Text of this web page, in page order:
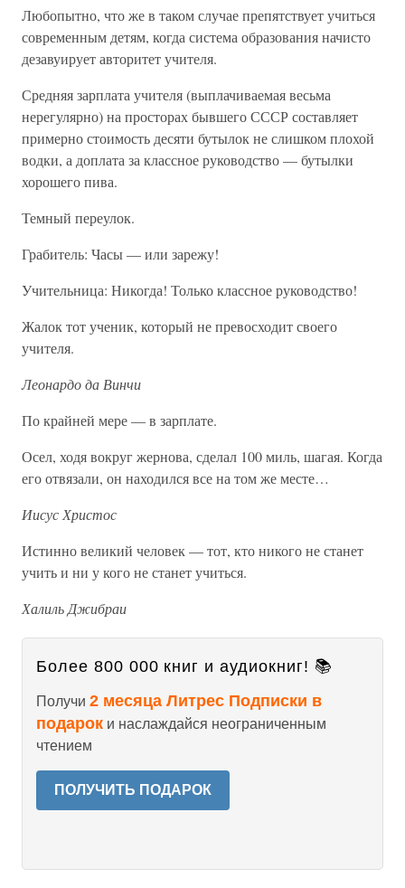
Любопытно, что же в таком случае препятствует учиться
современным детям, когда система образования начисто
дезавуирует авторитет учителя.
Средняя зарплата учителя (выплачиваемая весьма
нерегулярно) на просторах бывшего СССР составляет
примерно стоимость десяти бутылок не слишком плохой
водки, а доплата за классное руководство — бутылки
хорошего пива.
Темный переулок.
Грабитель: Часы — или зарежу!
Учительница: Никогда! Только классное руководство!
Жалок тот ученик, который не превосходит своего
учителя.
Леонардо да Винчи
По крайней мере — в зарплате.
Осел, ходя вокруг жернова, сделал 100 миль, шагая. Когда
его отвязали, он находился все на том же месте…
Иисус Христос
Истинно великий человек — тот, кто никого не станет
учить и ни у кого не станет учиться.
Халиль Джибраи
Более 800 000 книг и аудиокниг! 📚
Получи 2 месяца Литрес Подписки в
подарок и наслаждайся неограниченным
чтением
ПОЛУЧИТЬ ПОДАРОК